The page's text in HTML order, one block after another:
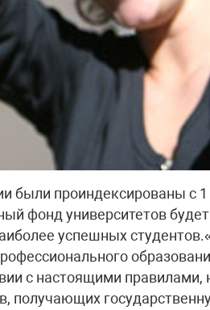
были проиндексированы с 1
фонд университетов
успешных
с настоящими правилами,
получающих